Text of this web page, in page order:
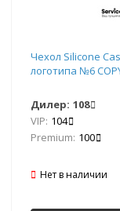
Чехол Silicone
логотипа №6
Дилер: 108
VIP: 104
Premium: 100
Нет в наличии